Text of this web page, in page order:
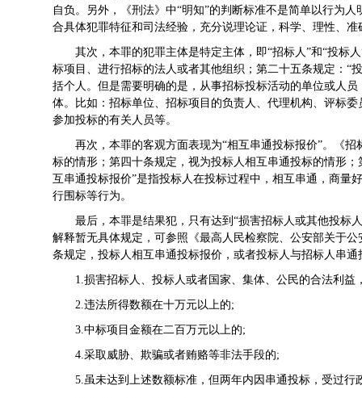
自负。另外，《刑法》中“明知”的判断标准不是简单以行为
合具体犯罪特征和司法经验，充分说理论证，科学、理性、准
其次，本罪的犯罪主体是特定主体，即“招标人”和“投标
标项目、进行招标的法人或者其他组织；第二十五条规定：“
括个人。但是需要明确的是，从事招标投标活动的单位或人
体。比如：招标单位、招标项目的负责人、代理机构、评标
参加投标的有关人员等。
再次，本罪的客观方面表现为“相互串通投标报价”。《
标的情形；第四十条规定，视为投标人相互串通投标的情形
互串通投标报价”是指投标人在投标过程中，相互串通，商量
行围标等行为。
最后，本罪是结果犯，只有达到“损害招标人或其他投标
解释暂无具体规定，可参照《最高人民检察院、公安部关于
条规定，投标人相互串通投标报价，或者投标人与招标人串
1.损害招标人、投标人或者国家、集体、公民的合法利
2.违法所得数额在十万元以上的;
3.中标项目金额在二百万元以上的;
4.采取威胁、欺骗或者贿赂等非法手段的;
5.虽未达到上述数额标准，但两年内因串通投标，受过行